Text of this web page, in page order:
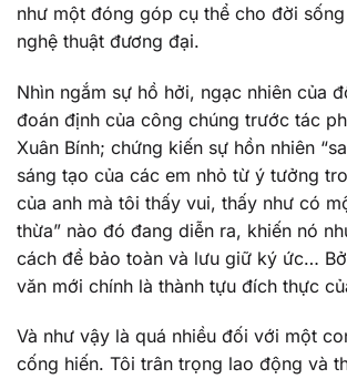
như một đóng góp cụ thể cho đời
nghệ thuật đương đại.
Nhìn ngắm sự hồ hởi, ngạc nhiên của
đoán định của công chúng trước tác
Xuân Bính; chứng kiến sự hồn nhiên
sáng tạo của các em nhỏ từ ý tưởng
của anh mà tôi thấy vui, thấy như có
thừa” nào đó đang diễn ra, khiến nó
cách để bảo toàn và lưu giữ ký ức…
văn mới chính là thành tựu đích thực
Và như vậy là quá nhiều đối với một
cống hiến. Tôi trân trọng lao động và